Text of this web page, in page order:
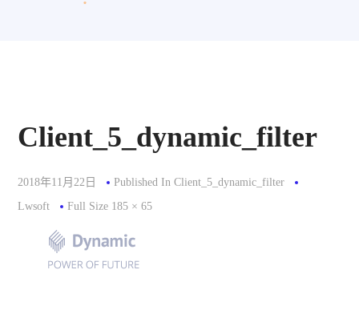
Client_5_dynamic_filter
2018年11月22日 Published InClient_5_dynamic_filter
Lwsoft
Full
Full Size 185 × 65